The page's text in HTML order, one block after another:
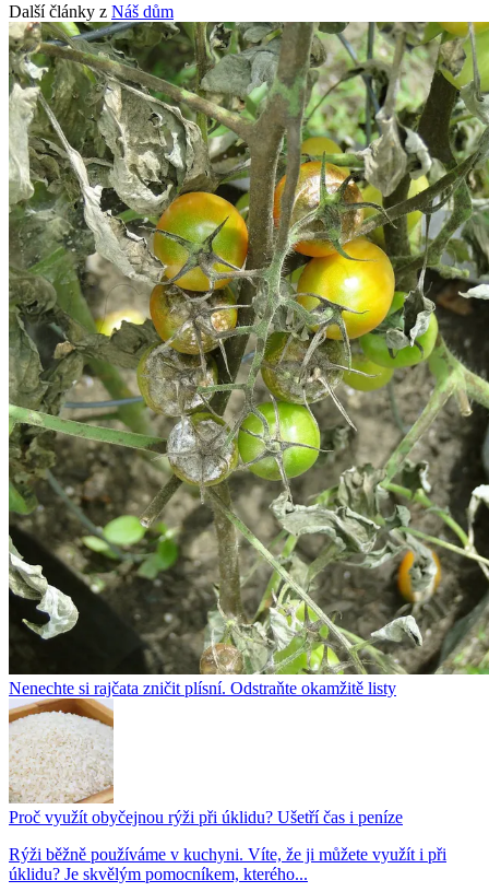
Další články z Náš dům
Nenechte si rajčata zničit plísní. Odstraňte okamžitě listy
Proč využít obyčejnou rýži při úklidu? Ušetří čas i peníze
Rýži běžně používáme v kuchyni. Víte, že ji můžete využít i při
úklidu? Je skvělým pomocníkem, kterého...